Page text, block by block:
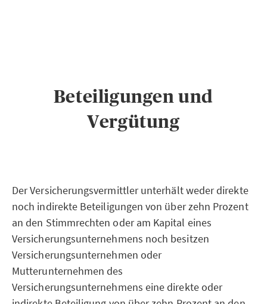
Beteiligungen und
Vergütung
Der Versicherungsvermittler unterhält weder direkte
noch indirekte Beteiligungen von über zehn Prozent
an den Stimmrechten oder am Kapital eines
Versicherungsunternehmens noch besitzen
Versicherungsunternehmen oder
Mutterunternehmen des
Versicherungsunternehmens eine direkte oder